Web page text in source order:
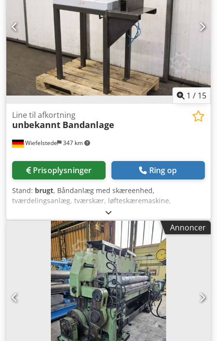
1 / 15
Wiefelstede 347 km
Line til afkortning
unbekannt Bandanlage
Prisoplysninger Ring op
Stand: brugt, Båndanlæg med skæreenhed,
tværdelingsanlæg, tværskær, løfteskæremaskine,
løfteskærer - Tværdelingsanlæg: med ekstra løfteskærer,
fra lamel-/jalousiproduktion - Skærebredde: maks. 210 mm
Dcsdpfxeqh Efij Akwek - Skæretykkelse: maks. 0,5 mm -
Løfteskærer: IDEAL 2035 - Transportmål: 1025/500/H1240
mm - Samlet vægt: 122 kg
Annoncer